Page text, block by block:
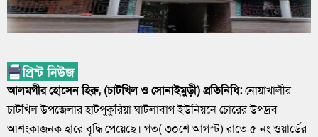
আলমগীর হোসেন হিরু, (চাটখিল ও সোনাইমুড়ী) প্রতিনিধি:নোয়াখালীর
চাটখিল উপজেলার হাটপুকুরিয়া ঘাটলাবাগ ইউনিয়নে চোরের উপদ্রব
আশংকাজনক হারে বৃদ্ধি পেয়েছে। গত( ৩০শে আগস্ট) রাতে ৫ নং ওয়ার্ডের